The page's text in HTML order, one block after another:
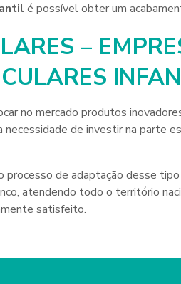
é possível obter um
–
no mercado produtos
necessidade de investir na parte
de adaptação desse
atendendo todo o território
satisfeito.